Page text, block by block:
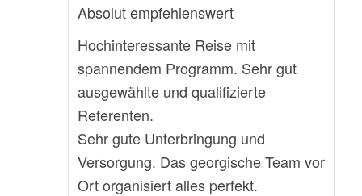
Absolut empfehlenswert
Hochinteressante Reise mit
spannendem Programm. Sehr gut
ausgewählte und qualifizierte
Referenten.
Sehr gute Unterbringung und
Versorgung. Das georgische Team vor
Ort organisiert alles perfekt.